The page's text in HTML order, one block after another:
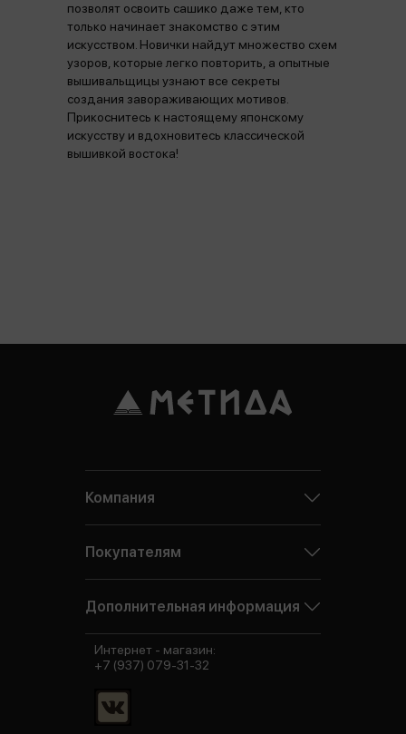
позволят освоить сашико даже тем, кто
только начинает знакомство с этим
искусством. Новички найдут множество схем
узоров, которые легко повторить, а опытные
вышивальщицы узнают все секреты
создания завораживающих мотивов.
Прикоснитесь к настоящему японскому
искусству и вдохновитесь классической
вышивкой востока!
Компания
Покупателям
Дополнительная информация
Интернет - магазин:
+7 (937) 079-31-32